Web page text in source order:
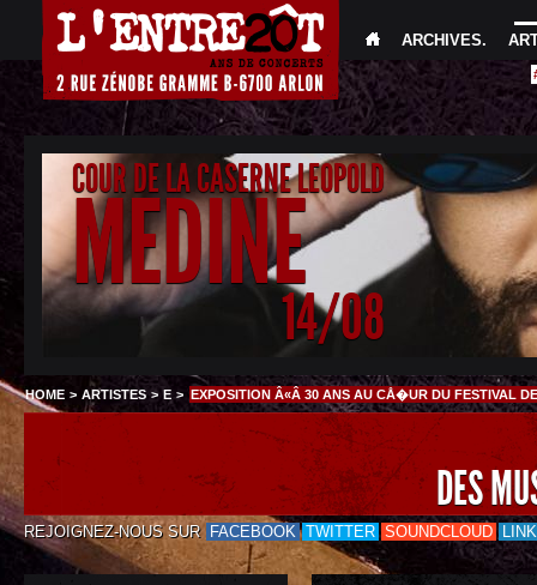
ARCHIVES.
COUR DE LA CASERNE LEOPOLD
MEDINE
14/08
HOME > ARTISTES > E > EXPOSITION Â«Â 30 ANS AU CÅ�UR DU FESTIVAL
DES
REJOIGNEZ-NOUS SUR FACEBOOK TWITTER SOUNDCLOUD